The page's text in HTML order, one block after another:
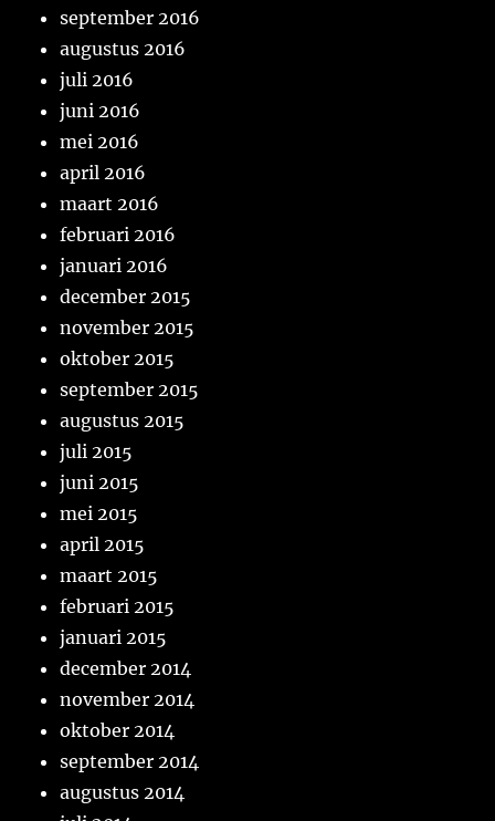
september 2016
augustus 2016
juli 2016
juni 2016
mei 2016
april 2016
maart 2016
februari 2016
januari 2016
december 2015
november 2015
oktober 2015
september 2015
augustus 2015
juli 2015
juni 2015
mei 2015
april 2015
maart 2015
februari 2015
januari 2015
december 2014
november 2014
oktober 2014
september 2014
augustus 2014